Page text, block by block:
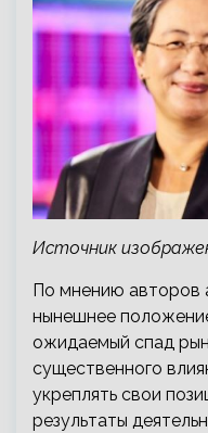
Источник
По мнению авторов
нынешнее
ожидаемый спад
существенного
укреплять свои
результаты